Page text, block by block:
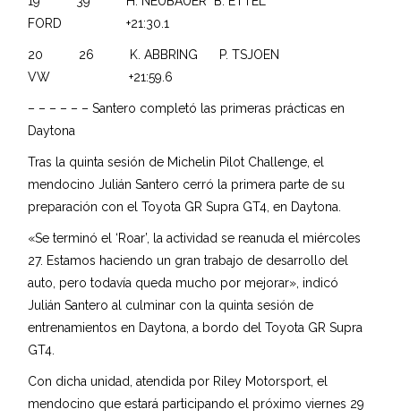
FORD +21:30.1
20 26 K. ABBRING P. TSJOEN
VW +21:59.6
– – – – – – Santero completó las primeras prácticas en
Daytona
Tras la quinta sesión de Michelin Pilot Challenge, el
mendocino Julián Santero cerró la primera parte de su
preparación con el Toyota GR Supra GT4, en Daytona.
«Se terminó el ‘Roar’, la actividad se reanuda el miércoles
27. Estamos haciendo un gran trabajo de desarrollo del
auto, pero todavía queda mucho por mejorar», indicó
Julián Santero al culminar con la quinta sesión de
entrenamientos en Daytona, a bordo del Toyota GR Supra
GT4.
Con dicha unidad, atendida por Riley Motorsport, el
mendocino que estará participando el próximo viernes 29